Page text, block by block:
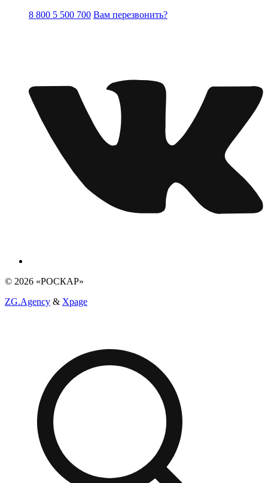
8 800 5 500 700 Вам перезвонить?
© 2026 «РОСКАР»
ZG.Agency & Xpage